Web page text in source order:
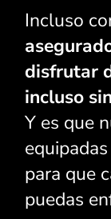
Incluso
disfrutar
incluso
Y es que
para que
puedas